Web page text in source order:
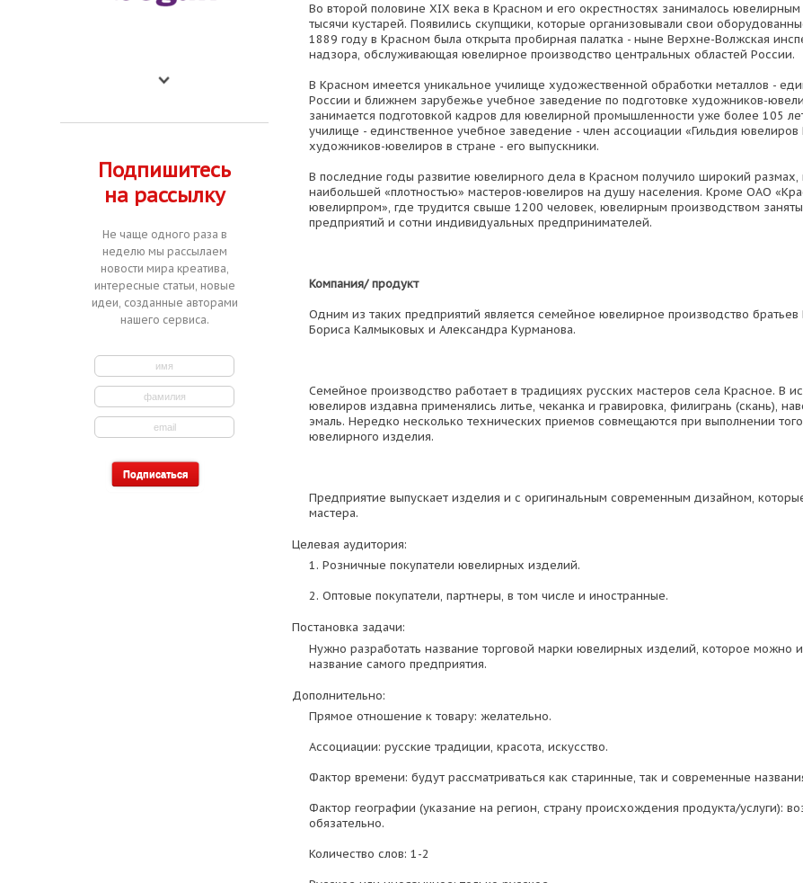
Подпишитесь
на рассылку
Не чаще одного раза в
неделю мы рассылаем
новости мира креатива,
интересные статьи, новые
идеи, созданные авторами
нашего сервиса.
Во второй половине XIX века в Красном и его окрестностях занималось
тысячи кустарей. Появились скупщики, которые организовывали свои
1889 году в Красном была открыта пробирная палатка - ныне Верхне-Волжская
надзора, обслуживающая ювелирное производство центральных областей России.
В Красном имеется уникальное училище художественной обработки металлов -
России и ближнем зарубежье учебное заведение по подготовке художников-
занимается подготовкой кадров для ювелирной промышленности уже более 105
училище - единственное учебное заведение - член ассоциации «Гильдия ювелиров
художников-ювелиров в стране - его выпускники.
В последние годы развитие ювелирного дела в Красном получило широкий размах,
наибольшей «плотностью» мастеров-ювелиров на душу населения. Кроме ОАО
ювелирпром», где трудится свыше 1200 человек, ювелирным производством
предприятий и сотни индивидуальных предпринимателей.
Компания/ продукт
Одним из таких предприятий является семейное ювелирное производство
Бориса Калмыковых и Александра Курманова.
Семейное производство работает в традициях русских мастеров села Красное. В
ювелиров издавна применялись литье, чеканка и гравировка, филигрань (скань),
эмаль. Нередко несколько технических приемов совмещаются при выполнении
ювелирного изделия.
Предприятие выпускает изделия и с оригинальным современным дизайном,
мастера.
Целевая аудитория:
1. Розничные покупатели ювелирных изделий.
2. Оптовые покупатели, партнеры, в том числе и иностранные.
Постановка задачи:
Нужно разработать название торговой марки ювелирных изделий, которое можно
название самого предприятия.
Дополнительно:
Прямое отношение к товару: желательно.
Ассоциации: русские традиции, красота, искусство.
Фактор времени: будут рассматриваться как старинные, так и современные
Фактор географии (указание на регион, страну происхождения продукта/услуги):
обязательно.
Количество слов: 1-2